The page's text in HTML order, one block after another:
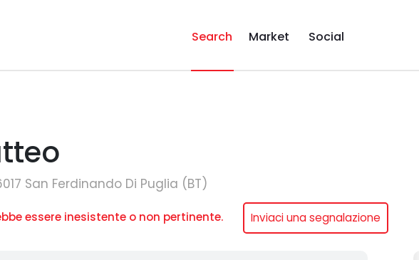
Search Market Social
San Ferdinando Di Puglia (BT)
essere inesistente o non pertinente. Inviaci una segnalazione